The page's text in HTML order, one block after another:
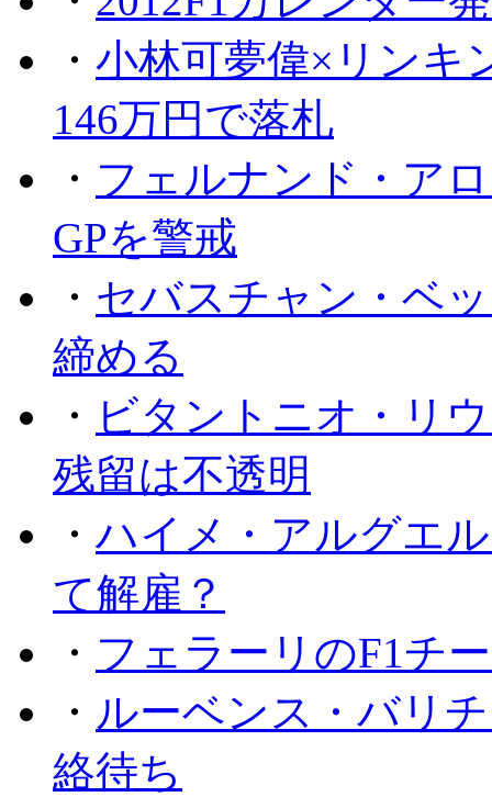
・ 小林可夢偉×リンキ
146万円で落札
・ フェルナンド・ア
GPを警戒
・ セバスチャン・ベ
締める
・ ビタントニオ・リ
残留は不透明
・ハイメ・アルグエ
て解雇？
・ フェラーリのF1チ
・ ルーベンス・バリ
絡待ち